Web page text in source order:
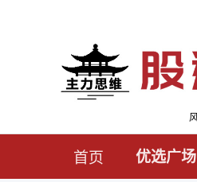
首页 优选广场